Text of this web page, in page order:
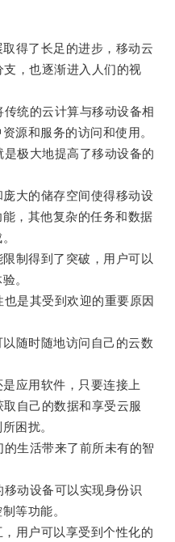
得了长足的进步，移动云
支，也逐渐进入人们的视
统的云计算与移动设备相
源和服务的访问和使用。
极大地提高了移动设备的
大的储存空间使得移动设
，其他复杂的任务和数据
制得到了突破，用户可以
。
是其受到欢迎的重要原因
随时随地访问自己的云数
应用软件，只要连接上
自己的数据和享受云服
困扰。
生活带来了前所未有的智
动设备可以实现身份识
等功能。
用户可以享受到个性化的